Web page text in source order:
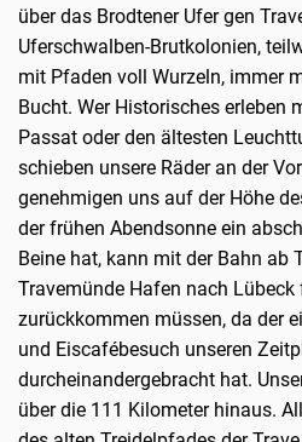
über das Brodtener Ufer gen
Uferschwalben-Brutkolonien,
mit Pfaden voll Wurzeln, immer
Bucht. Wer Historisches erleben
Passat oder den ältesten
schieben unsere Räder an der
genehmigen uns auf der Höhe
der frühen Abendsonne ein
Beine hat, kann mit der Bahn ab
Travemünde Hafen nach
zurückkommen müssen, da der
und Eiscafébesuch unseren
durcheinandergebracht hat.
über die 111 Kilometer hinaus.